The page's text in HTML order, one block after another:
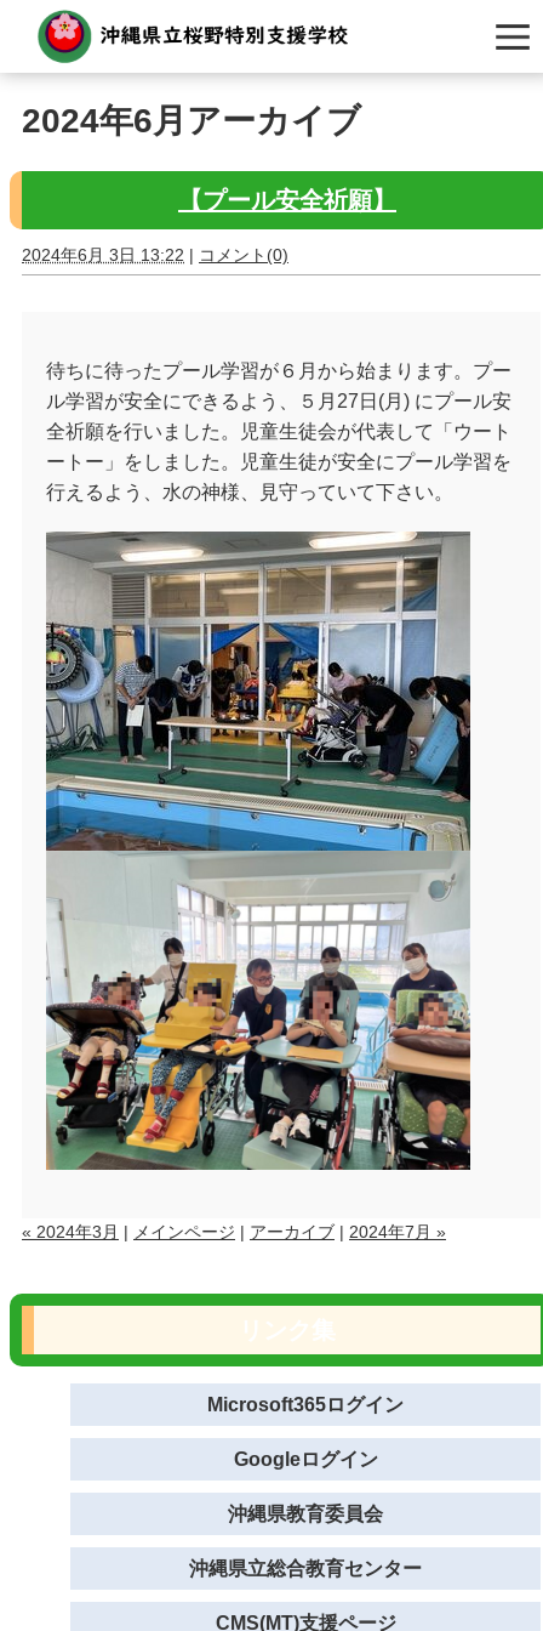
2024年6月アーカイブ
【プール安全祈願】
2024年6月 3日 13:22 | コメント(0)
待ちに待ったプール学習が６月から始まります。プー
ル学習が安全にできるよう、５月27日(月) にプール安
全祈願を行いました。児童生徒会が代表して「ウート
ートー」をしました。児童生徒が安全にプール学習を
行えるよう、水の神様、見守っていて下さい。
« 2024年3月 | メインページ | アーカイブ | 2024年7月 »
Microsoft365ログイン
Googleログイン
沖縄県教育委員会
沖縄県立総合教育センター
CMS(MT)支援ページ